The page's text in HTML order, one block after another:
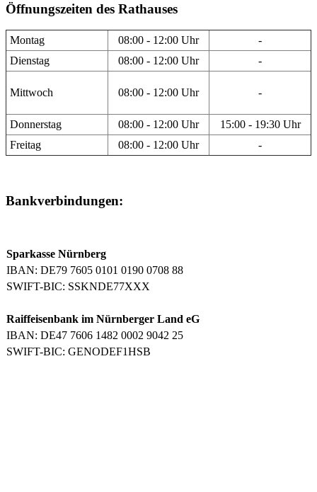
Öffnungszeiten des Rathauses
Montag 08:00 - 12:00 Uhr
-
Dienstag
08:00 - 12:00 Uhr -
Mittwoch 08:00 - 12:00 Uhr -
Donnerstag 08:00 - 12:00 Uhr
15:00 - 19:30 Uhr
Freitag
08:00 - 12:00 Uhr -
Bankverbindungen:
Sparkasse Nürnberg
IBAN: DE79 7605 0101 0190 0708 88
SWIFT-BIC: SSKNDE77XXX
Raiffeisenbank im Nürnberger Land eG
IBAN: DE47 7606 1482 0002 9042 25
SWIFT-BIC: GENODEF1HSB